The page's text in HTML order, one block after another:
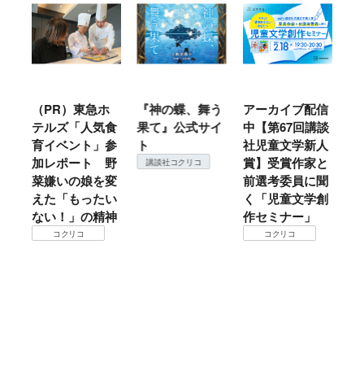
（PR）東急ホ
テルズ「人気食
育イベント」参
加レポート 野
菜嫌いの娘を変
えた「もったい
ない！」の精神
コクリコ
『神の蝶、舞う
果て』公式サイ
ト
講談社コクリコ
アーカイブ配信
中【第67回講談
社児童文学新人
賞】受賞作家と
前選考委員に聞
く「児童文学創
作セミナー」
コクリコ
仙台の
地方で
暖？
ころは
て検証